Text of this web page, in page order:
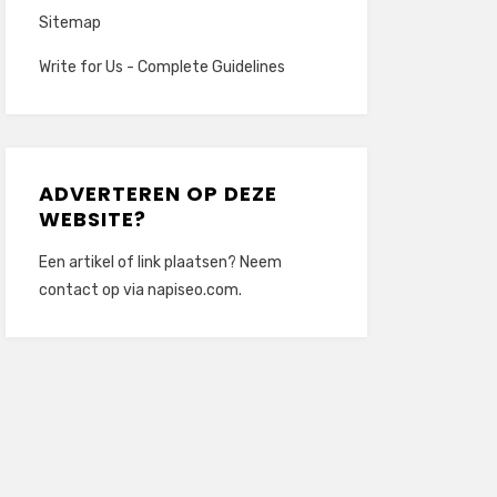
Sitemap
Write for Us - Complete Guidelines
ADVERTEREN OP DEZE
WEBSITE?
Een artikel of link plaatsen? Neem
contact op via napiseo.com.